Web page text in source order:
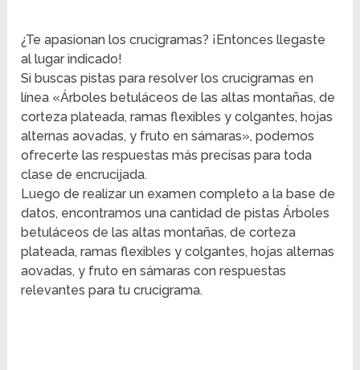
¿Te apasionan los crucigramas? ¡Entonces llegaste
al lugar indicado!
Si buscas pistas para resolver los crucigramas en
línea «Árboles betuláceos de las altas montañas, de
corteza plateada, ramas flexibles y colgantes, hojas
alternas aovadas, y fruto en sámaras», podemos
ofrecerte las respuestas más precisas para toda
clase de encrucijada.
Luego de realizar un examen completo a la base de
datos, encontramos una cantidad de pistas Árboles
betuláceos de las altas montañas, de corteza
plateada, ramas flexibles y colgantes, hojas alternas
aovadas, y fruto en sámaras con respuestas
relevantes para tu crucigrama.